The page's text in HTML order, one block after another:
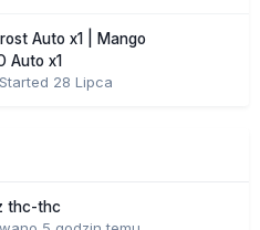
Auto x1 | Mango
Auto x1
Started 28 Lipca
thc-thc